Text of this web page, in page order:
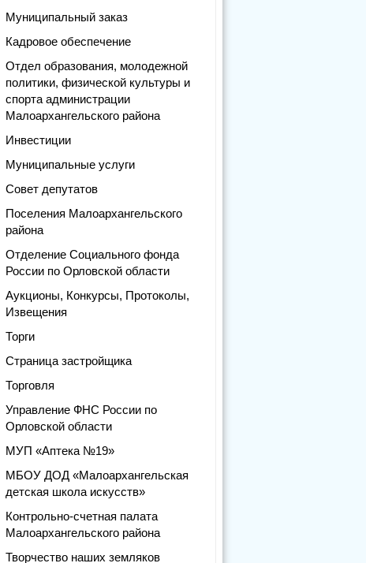
Муниципальный заказ
Кадровое обеспечение
Отдел образования, молодежной
политики, физической культуры и
спорта администрации
Малоархангельского района
Инвестиции
Муниципальные услуги
Совет депутатов
Поселения Малоархангельского
района
Отделение Социального фонда
России по Орловской области
Аукционы, Конкурсы, Протоколы,
Извещения
Торги
Страница застройщика
Торговля
Управление ФНС России по
Орловской области
МУП «Аптека №19»
МБОУ ДОД «Малоархангельская
детская школа искусств»
Контрольно-счетная палата
Малоархангельского района
Творчество наших земляков